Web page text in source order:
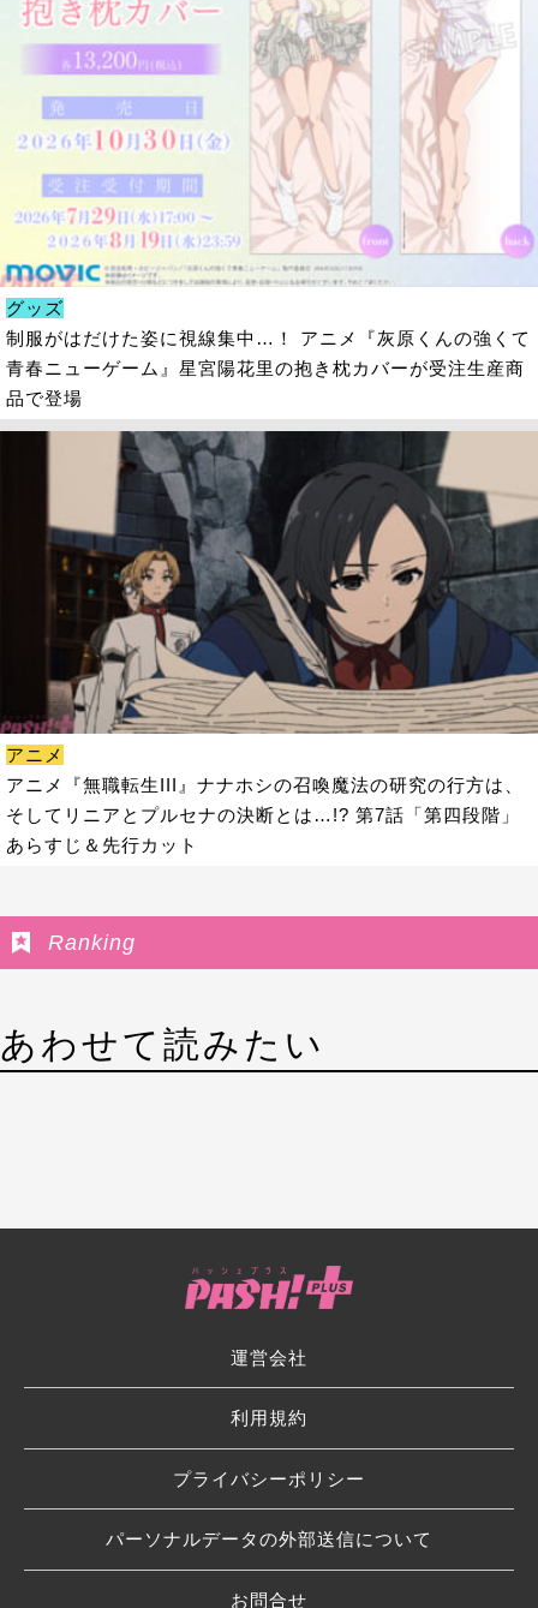
グッズ
制服がはだけた姿に視線集中…！ アニメ『灰原くんの強くて
青春ニューゲーム』星宮陽花里の抱き枕カバーが受注生産商
品で登場
アニメ
アニメ『無職転生III』ナナホシの召喚魔法の研究の行方は、
そしてリニアとプルセナの決断とは…!? 第7話「第四段階」
あらすじ＆先行カット
Ranking
あわせて読みたい
運営会社
利用規約
プライバシーポリシー
パーソナルデータの外部送信について
お問合せ